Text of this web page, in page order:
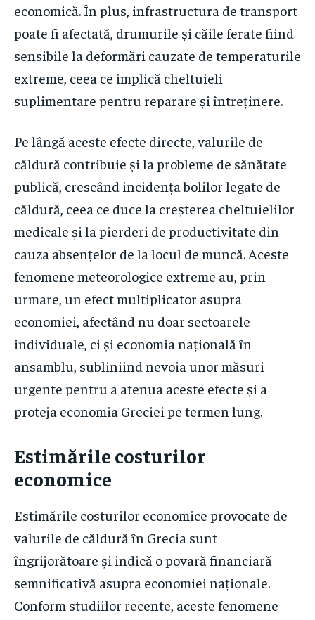
economică. În plus, infrastructura de transport
poate fi afectată, drumurile și căile ferate fiind
sensibile la deformări cauzate de temperaturile
extreme, ceea ce implică cheltuieli
suplimentare pentru reparare și întreținere.
Pe lângă aceste efecte directe, valurile de
căldură contribuie și la probleme de sănătate
publică, crescând incidența bolilor legate de
căldură, ceea ce duce la creșterea cheltuielilor
medicale și la pierderi de productivitate din
cauza absențelor de la locul de muncă. Aceste
fenomene meteorologice extreme au, prin
urmare, un efect multiplicator asupra
economiei, afectând nu doar sectoarele
individuale, ci și economia națională în
ansamblu, subliniind nevoia unor măsuri
urgente pentru a atenua aceste efecte și a
proteja economia Greciei pe termen lung.
Estimările costurilor
economice
Estimările costurilor economice provocate de
valurile de căldură în Grecia sunt
îngrijorătoare și indică o povară financiară
semnificativă asupra economiei naționale.
Conform studiilor recente, aceste fenomene